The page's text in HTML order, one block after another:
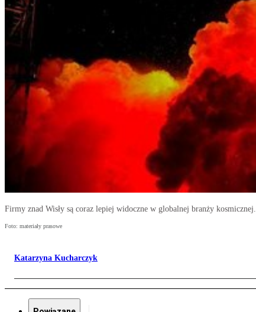
Firmy znad Wisły są coraz lepiej widoczne w globalnej branży kosmicznej.
Foto: materiały prasowe
Katarzyna Kucharczyk